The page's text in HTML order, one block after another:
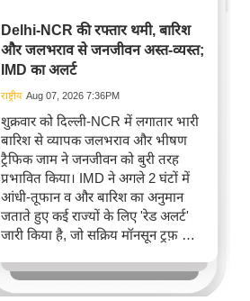
Delhi-NCR की रफ्तार थमी, बारिश
और जलभराव से जनजीवन अस्त-व्यस्त;
IMD का अलर्ट
राष्ट्रीय Aug 07, 2026 7:36PM
शुक्रवार को दिल्ली-NCR में लगातार भारी
बारिश से व्यापक जलभराव और भीषण
ट्रैफिक जाम ने जनजीवन को बुरी तरह
प्रभावित किया। IMD ने अगले 2 घंटों में
आंधी-तूफान व और बारिश का अनुमान
जताते हुए कई राज्यों के लिए 'रेड अलर्ट'
जारी किया है, जो सक्रिय मॉनसून ट्रफ़ और
जिससे यातायात बाधित होने के साथ-साथ
सफदरजंग अस्पताल में भी जलभराव की